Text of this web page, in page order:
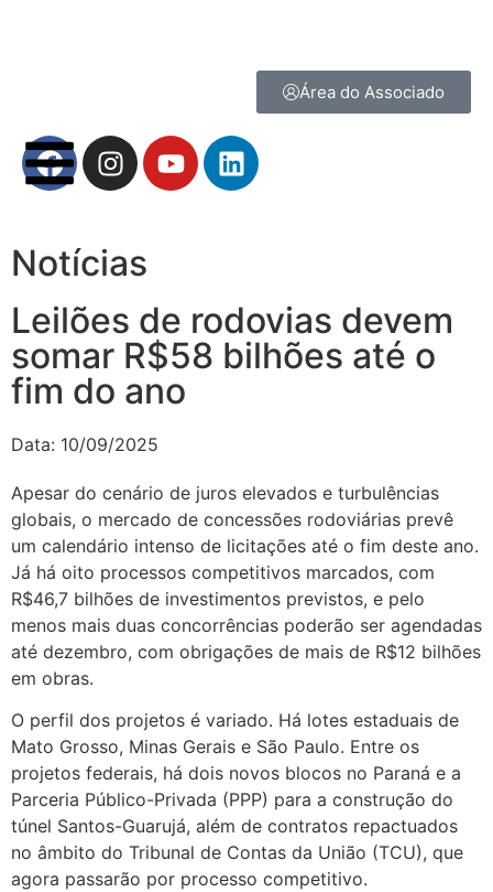
Área do Associado
Notícias
Leilões de rodovias devem
somar R$58 bilhões até o
fim do ano
Data: 10/09/2025
Apesar do cenário de juros elevados e turbulências
globais, o mercado de concessões rodoviárias prevê
um calendário intenso de licitações até o fim deste ano.
Já há oito processos competitivos marcados, com
R$46,7 bilhões de investimentos previstos, e pelo
menos mais duas concorrências poderão ser agendadas
até dezembro, com obrigações de mais de R$12 bilhões
em obras.
O perfil dos projetos é variado. Há lotes estaduais de
Mato Grosso, Minas Gerais e São Paulo. Entre os
projetos federais, há dois novos blocos no Paraná e a
Parceria Público-Privada (PPP) para a construção do
túnel Santos-Guarujá, além de contratos repactuados
no âmbito do Tribunal de Contas da União (TCU), que
agora passarão por processo competitivo.